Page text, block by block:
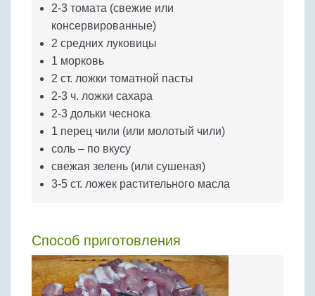
2-3 томата (свежие или
консервированные)
2 средних луковицы
1 морковь
2 ст. ложки томатной пасты
2-3 ч. ложки сахара
2-3 дольки чеснока
1 перец чили (или молотый чили)
соль – по вкусу
свежая зелень (или сушеная)
3-5 ст. ложек растительного масла
Способ приготовления